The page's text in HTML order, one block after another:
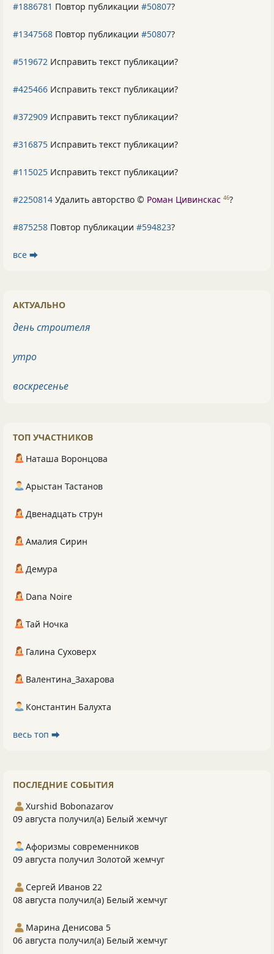
#1886781 Повтор публикации #50807?
#1347568 Повтор публикации #50807?
#519672 Исправить текст публикации?
#425466 Исправить текст публикации?
#372909 Исправить текст публикации?
#316875 Исправить текст публикации?
#115025 Исправить текст публикации?
#2250814 Удалить авторство © Роман Цивинскас 46?
#875258 Повтор публикации #594823?
все ⮕
АКТУАЛЬНО
день строителя
утро
воскресенье
ТОП УЧАСТНИКОВ
Наташа Воронцова
Арыстан Тастанов
Двенадцать струн
Амалия Сирин
Демура
Dana Noire
Тай Ночка
Галина Суховерх
Валентина_Захарова
Константин Балухта
весь топ ⮕
ПОСЛЕДНИЕ СОБЫТИЯ
Xurshid Bobonazarov
09 августа получил(а) Белый жемчуг
Афоризмы современников
09 августа получил Золотой жемчуг
Сергей Иванов 22
08 августа получил(а) Белый жемчуг
Марина Денисова 5
06 августа получил(а) Белый жемчуг